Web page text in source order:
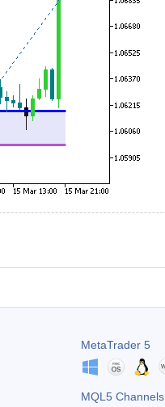
MetaTrader 5
MQL5 Channels